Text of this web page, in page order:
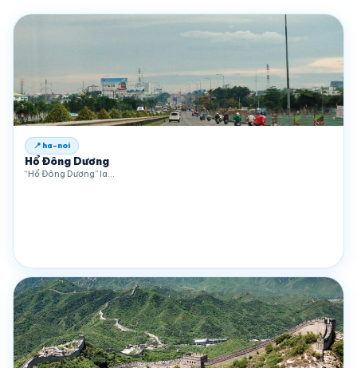
📍 ha-noi
Hổ Đông Dương
“Hổ Đông Dương” la…